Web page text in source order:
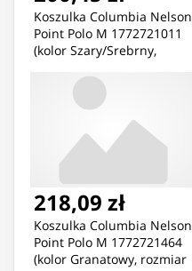
Koszulka Columbia Nelson
Point Polo M 1772721011
(kolor Szary/Srebrny,
218,09 zł
Koszulka Columbia Nelson
Point Polo M 1772721464
(kolor Granatowy, rozmiar